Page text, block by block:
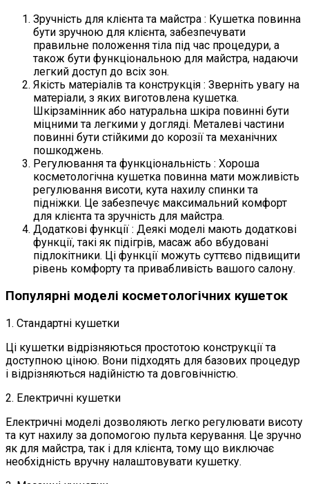
Зручність для клієнта та майстра : Кушетка повинна
бути зручною для клієнта, забезпечувати
правильне положення тіла під час процедури, а
також бути функціональною для майстра, надаючи
легкий доступ до всіх зон.
Якість матеріалів та конструкція : Зверніть увагу на
матеріали, з яких виготовлена кушетка.
Шкірзамінник або натуральна шкіра повинні бути
міцними та легкими у догляді. Металеві частини
повинні бути стійкими до корозії та механічних
пошкоджень.
Регулювання та функціональність : Хороша
косметологічна кушетка повинна мати можливість
регулювання висоти, кута нахилу спинки та
підніжки. Це забезпечує максимальний комфорт
для клієнта та зручність для майстра.
Додаткові функції : Деякі моделі мають додаткові
функції, такі як підігрів, масаж або вбудовані
підлокітники. Ці функції можуть суттєво підвищити
рівень комфорту та привабливість вашого салону.
Популярні моделі косметологічних кушеток
1. Стандартні кушетки
Ці кушетки відрізняються простотою конструкції та
доступною ціною. Вони підходять для базових процедур
і відрізняються надійністю та довговічністю.
2. Електричні кушетки
Електричні моделі дозволяють легко регулювати висоту
та кут нахилу за допомогою пульта керування. Це зручно
як для майстра, так і для клієнта, тому що виключає
необхідність вручну налаштовувати кушетку.